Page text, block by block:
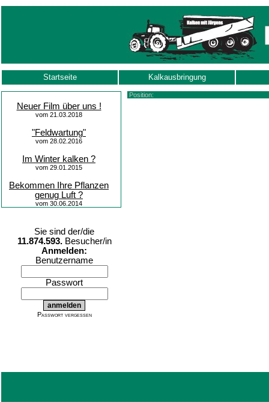
Startseite Kalkausbringung
Neuer Film über uns !
vom 21.03.2018
"Feldwartung"
vom 28.02.2016
Im Winter kalken ?
vom 29.01.2015
Bekommen Ihre Pflanzen
genug Luft ?
vom 30.06.2014
Sie sind der/die
11.874.593.Besucher/in
Anmelden:
Benutzername
Passwort
Passwort vergessen
Position: